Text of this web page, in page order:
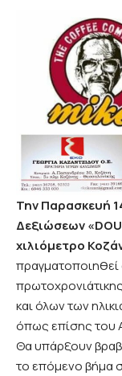
Την Παρασκευή
Δεξιώσεων
χιλιόμετρο
πραγματοποιηθεί
και όλων των
όπως επίσης του
Θα υπάρξουν
το επόμενο βήμα